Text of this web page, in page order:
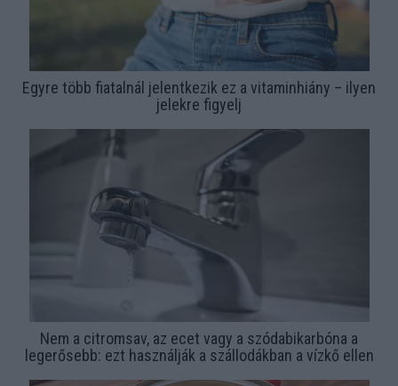
Egyre több fiatalnál jelentkezik ez a vitaminhiány – ilyen
jelekre figyelj
Nem a citromsav, az ecet vagy a szódabikarbóna a
legerősebb: ezt használják a szállodákban a vízkő ellen